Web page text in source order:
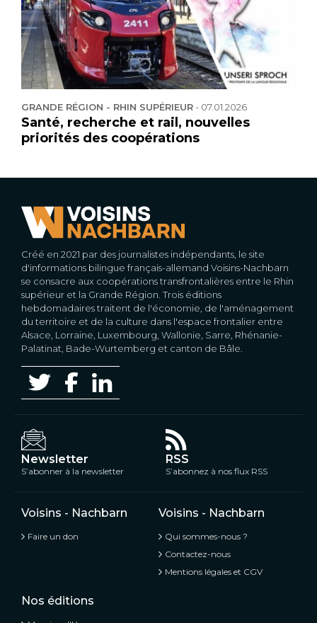
GRANDE RÉGION - RHIN SUPÉRIEUR- 07.01.2026
Santé, recherche et rail, nouvelles
priorités des coopérations
Créé en 2021 par des journalistes indépendants, le site
d'informations bilingue français-allemand Voisins-Nachbarn
se consacre aux coopérations transfrontalières entre le Rhin
supérieur et la Grande Région. Trois éditions
hebdomadaires traitent de l'économie, de l'aménagement
du territoire et de la culture dans l'espace frontalier entre
Alsace, Lorraine, Luxembourg, Wallonie, Sarre, Rhénanie-
Palatinat, Bade-Wurtemberg et canton de Bâle.
Newsletter
S’abonner à la newsletter
RSS
S’abonnez à nos flux RSS
Voisins - Nachbarn
Faire un don
Voisins - Nachbarn
Qui sommes-nous ?
Contactez-nous
Mentions légales et CGV
Nos éditions